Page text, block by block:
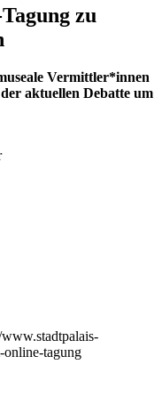
zu
Vermittler*innen
aktuellen Debatte um
online-tagung